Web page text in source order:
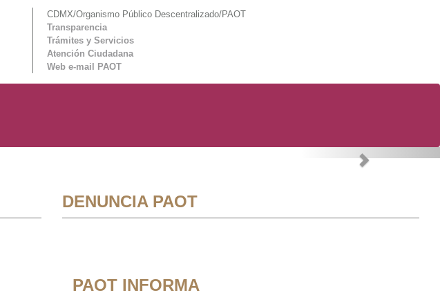
CDMX/Organismo Público Descentralizado/PAOT
Transparencia
Trámites y Servicios
Atención Ciudadana
Web e-mail PAOT
Next
DENUNCIA PAOT
PAOT INFORMA